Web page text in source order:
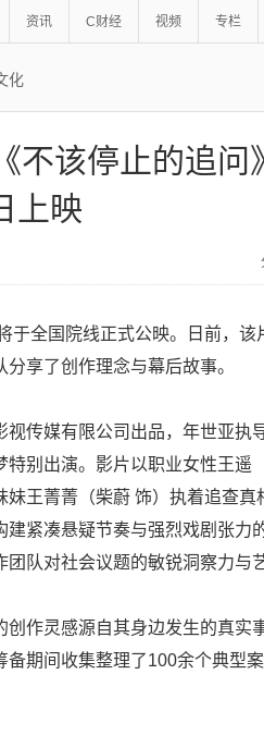
资讯 C财经 视频 专栏
化
不该停止的追问
上映
于全国院线正式公映。日前，该
享了创作理念与幕后故事。
传媒有限公司出品，年世亚执
别出演。影片以职业女性王遥
王菁菁（柴蔚 饰）执着追查真
紧凑悬疑节奏与强烈戏剧张力
队对社会议题的敏锐洞察力与
作灵感源自其身边发生的真实
期间收集整理了100余个典型